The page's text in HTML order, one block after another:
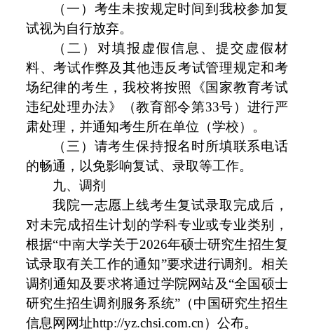
（一）考生未按规定时间到我校参加复
试视为自行放弃。
（二）对填报虚假信息、提交虚假材
料、考试作弊及其他违反考试管理规定和考
场纪律的考生，我校将按照《国家教育考试
违纪处理办法》（教育部令第33号）进行严
肃处理，并通知考生所在单位（学校）。
（三）请考生保持报名时所填联系电话
的畅通，以免影响复试、录取等工作。
九、调剂
我院一志愿上线考生复试录取完成后，
对未完成招生计划的学科专业或专业类别，
根据“中南大学关于2026年硕士研究生招生复
试录取有关工作的通知”要求进行调剂。相关
调剂通知及要求将通过学院网站及“全国硕士
研究生招生调剂服务系统”（中国研究生招生
信息网网址http://yz.chsi.com.cn）公布。